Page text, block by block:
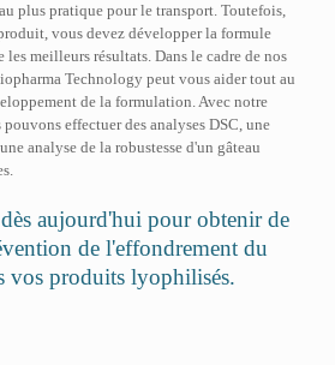
plus pratique pour le transport. Toutefois,
vous devez développer la formule
meilleurs résultats. Dans le cadre de nos
Technology peut vous aider tout au
de la formulation. Avec notre
effectuer des analyses DSC, une
analyse de la robustesse d'un gâteau
aujourd'hui pour obtenir de
de l'effondrement du
vos produits lyophilisés.